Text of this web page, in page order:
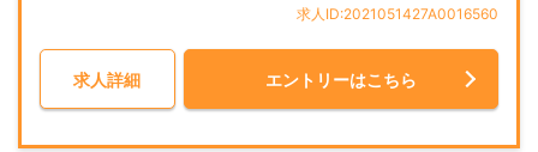
求人ID:2021051427A0016560
求人詳細 エントリーはこちら